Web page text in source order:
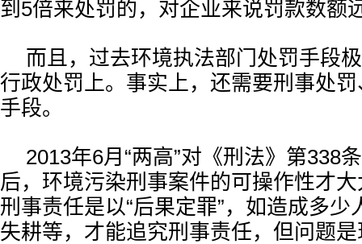
到5倍来处罚的，对企业来说罚款数额
而且，过去环境执法部门处罚手段
行政处罚上。事实上，还需要刑事处
手段。
2013年6月“两高”对《刑法》第338
后，环境污染刑事案件的可操作性才
刑事责任是以“后果定罪”，如造成多少
失耕等，才能追究刑事责任，但问题